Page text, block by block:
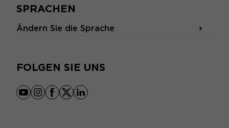
SPRACHEN
Ändern Sie die Sprache
FOLGEN SIE UNS
youtube
instagram
facebook
x linkedin